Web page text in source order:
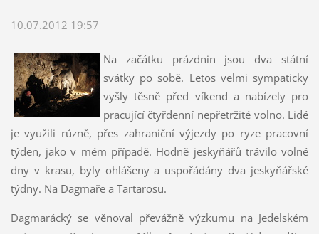
10.07.2012 19:57
Na začátku prázdnin jsou dva státní
svátky po sobě. Letos velmi sympaticky
vyšly těsně před víkend a nabízely pro
pracující čtyřdenní nepřetržité volno. Lidé
je využili různě, přes zahraniční výjezdy po ryze pracovní
týden, jako v mém případě. Hodně jeskyňářů trávilo volné
dny v krasu, byly ohlášeny a uspořádány dva jeskyňářské
týdny. Na Dagmaře a Tartarosu.
Dagmarácký se věnoval převážně výzkumu na Jedelském